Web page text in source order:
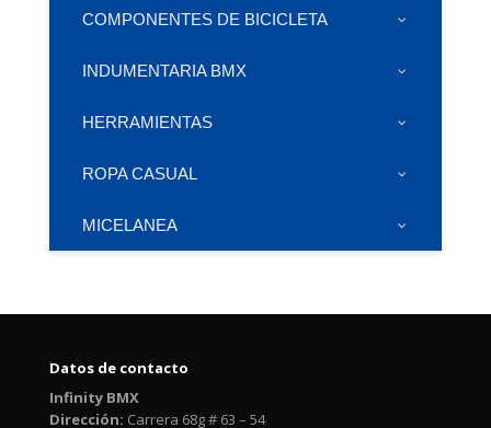
COMPONENTES DE BICICLETA
INDUMENTARIA BMX
HERRAMIENTAS
ROPA CASUAL
MICELANEA
Datos de contacto
Infinity BMX
Dirección: Carrera 68g # 63 – 54